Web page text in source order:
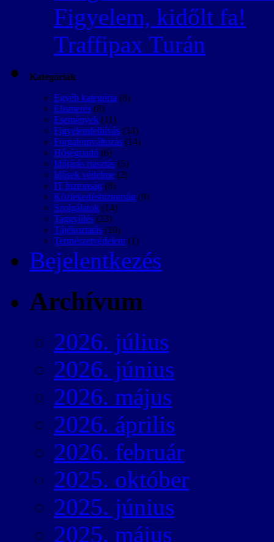
Figyelem, kidőlt fa!
Traffipax Turán
Kategóriák
Egyéb kategória (8)
Elismerés (8)
Események (11)
Figyelemfelhívás (34)
Forgalomváltozás (14)
Hőségriadó (6)
Időjárás riasztás (5)
Idősek védelme (2)
IT biztonság (8)
Közlekedésbiztonság (9)
Szolgálatok (14)
Taggyűlés (23)
Tájékoztatás (10)
Természetvédelem (1)
Bejelentkezés
Archívum
2026. július
2026. június
2026. május
2026. április
2026. február
2025. október
2025. június
2025. május